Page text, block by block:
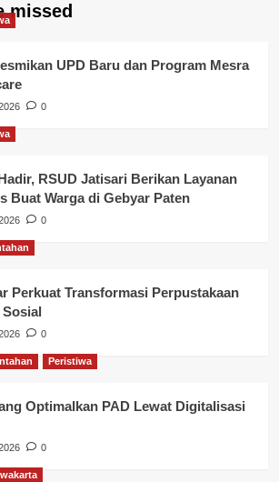
missed
UPD Baru dan Program Mesra
0
RSUD Jatisari Berikan Layanan
Buat Warga di Gebyar Paten
0
Perkuat Transformasi Perpustakaan
0
Peristiwa
Optimalkan PAD Lewat Digitalisasi
0